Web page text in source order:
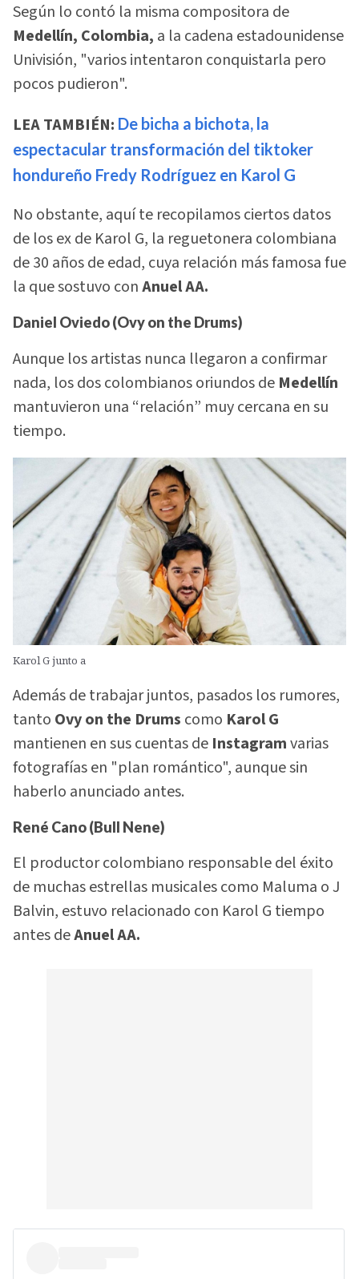
Según lo contó la misma compositora de
Medellín, Colombia, a la cadena estadounidense
Univisión, "varios intentaron conquistarla pero
pocos pudieron".
LEA TAMBIÉN: De bicha a bichota, la
espectacular transformación del tiktoker
hondureño Fredy Rodríguez en Karol G
No obstante, aquí te recopilamos ciertos datos
de los ex de Karol G, la reguetonera colombiana
de 30 años de edad, cuya relación más famosa fue
la que sostuvo conAnuel AA.
Daniel Oviedo (Ovy on the Drums)
Aunque los artistas nunca llegaron a confirmar
nada, los dos colombianos oriundos de Medellín
mantuvieron una “relación” muy cercana en su
tiempo.
Karol G junto a
Además de trabajar juntos, pasados los rumores,
tanto Ovy on the Drums como Karol G
mantienen en sus cuentas de Instagramvarias
fotografías en "plan romántico", aunque sin
haberlo anunciado antes.
René Cano (Bull Nene)
El productor colombiano responsable del éxito
de muchas estrellas musicales como Maluma o J
Balvin, estuvo relacionado con Karol G tiempo
antes deAnuel AA.